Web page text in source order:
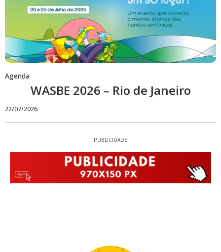
Agenda
WASBE 2026 – Rio de Janeiro
22/07/2026
PUBLICIDADE